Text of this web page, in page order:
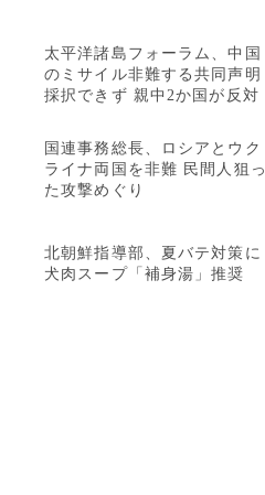
太平洋諸島フォーラム、中国
のミサイル非難する共同声明
採択できず 親中2か国が反対
国連事務総長、ロシアとウク
ライナ両国を非難 民間人狙っ
た攻撃めぐり
北朝鮮指導部、夏バテ対策に
犬肉スープ「補身湯」推奨